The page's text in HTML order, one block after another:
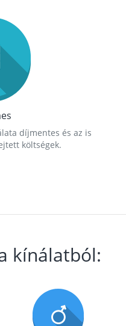
díjmentes és az is
költségek.
kínálatból: